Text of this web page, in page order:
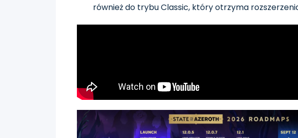
również do trybu Classic, który otrzyma